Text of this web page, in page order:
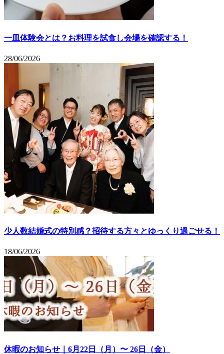
一皿体験会とは？お料理を試食し会場を確認する！
28/06/2026
少人数結婚式の特別感？招待する方々とゆっくり過ごせる！
18/06/2026
休暇のお知らせ｜6月22日（月）〜 26日（金）